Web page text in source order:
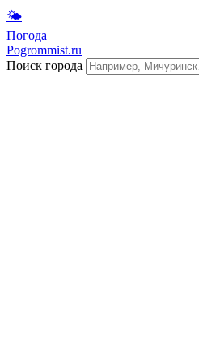
🌤
Погода
Pogrommist.ru
Поиск города